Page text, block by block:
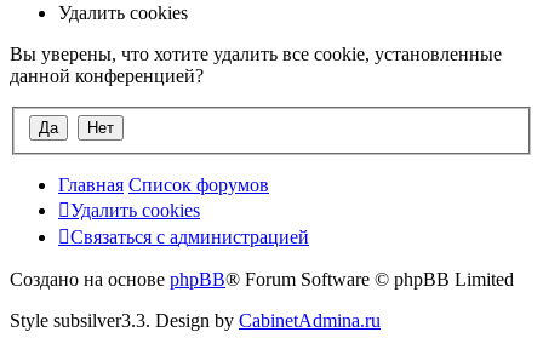
Удалить cookies
Вы уверены, что хотите удалить все cookie, установленные
данной конференцией?
Главная Список форумов
Удалить cookies
Связаться
администрацией
Связаться с администрацией
Создано на основе phpBB® Forum Software © phpBB Limited
Style subsilver3.3. Design by CabinetAdmina.ru